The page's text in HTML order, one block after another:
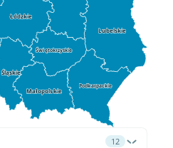
Łódzkie
Lubelskie
Małopolskie
Podkarpackie
Śląskie
Świętokrzyskie
12